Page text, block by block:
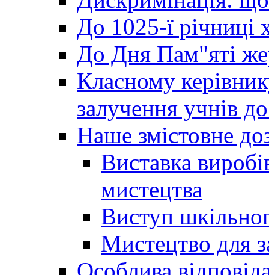
До 1025-ї річниці
До Дня Пам"яті
Класному
залучення учнів
Наше змістовне
Виставка
мистецтва
Виступ
Мистецтво для